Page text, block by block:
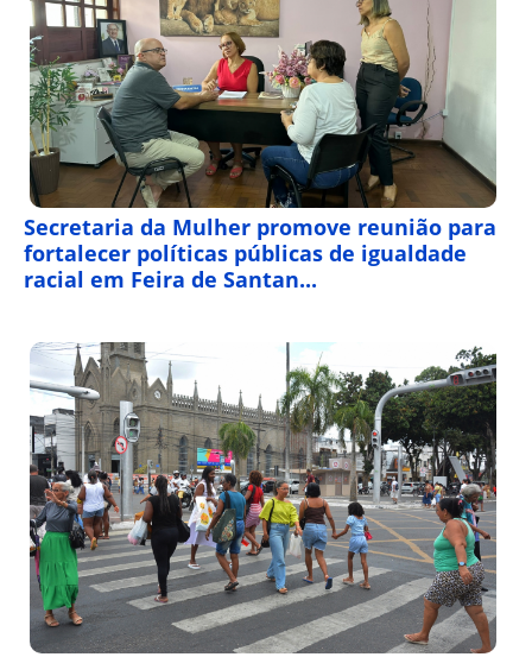
Secretaria da Mulher promove reunião para
fortalecer políticas públicas de igualdade
racial em Feira de Santan...